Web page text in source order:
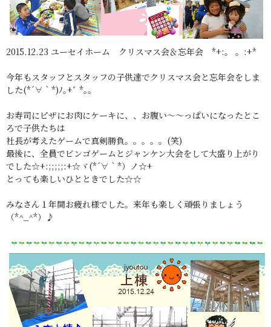
2015.12.23 ユーセイホーム クリスマス会＆忘年会 *+:。 。:+*
今年もスタッフとスタッフの子供達でクリスマス会と忘年会をしま
した(*´∀｀*)ﾉ｡+ﾟ *｡。
お寿司にピザにお肉にケーキに、、お腹い～～っぱいになったとこ
ろで子供たちは
社長が考えたゲームで真剣勝負。。。。。(笑)
最後に、全員でビンゴゲームとジャンケン大会をして大盛り上がり
でした☆+:;;;;;:+☆ヾ(*´∀｀*）ノ☆+
とっても楽しいひとときでした☆☆
みなさん１年間お疲れ様でした。来年も楽しく頑張りましょう
（*^_^*）♪